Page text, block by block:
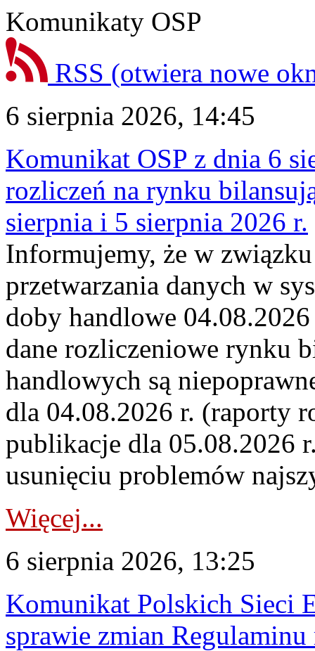
Komunikaty OSP
RSS (otwiera nowe
6 sierpnia 2026, 14:45
Komunikat OSP z dnia 6
rozliczeń na rynku
sierpnia i 5 sierpnia 2026 r.
Informujemy, że w
przetwarzania danych w
doby handlowe
dane rozliczeniowe rynku
handlowych są
dla 04.08.2026 r. (raporty
publikacje dla 05.08.2026
usunięciu problemów
Więcej...
6 sierpnia 2026, 13:25
Komunikat Polskich Sieci
sprawie zmian